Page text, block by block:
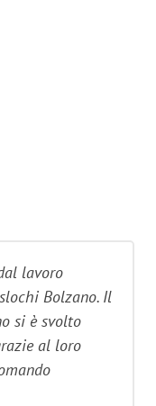
lavoro
Bolzano. Il
si è svolto
al loro